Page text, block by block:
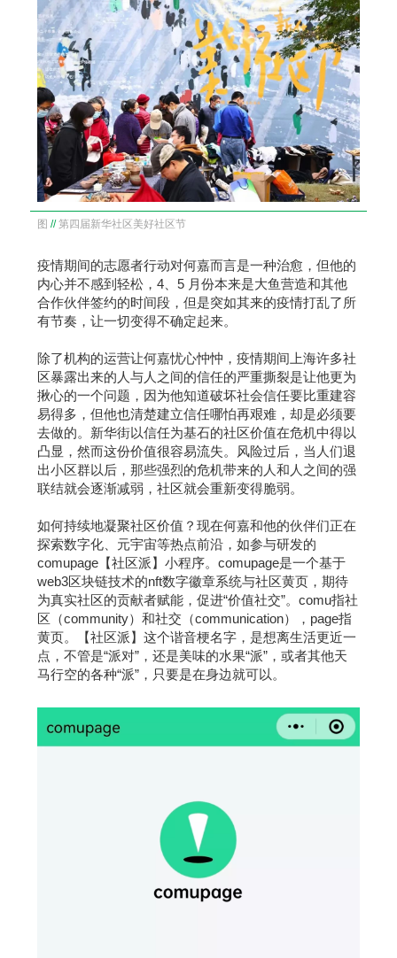
图 // 第四届新华社区美好社区节
疫情期间的志愿者行动对何嘉而言是一种治愈，但他的
内心并不感到轻松，4、5 月份本来是大鱼营造和其他
合作伙伴签约的时间段，但是突如其来的疫情打乱了所
有节奏，让一切变得不确定起来。
除了机构的运营让何嘉忧心忡忡，疫情期间上海许多社
区暴露出来的人与人之间的信任的严重撕裂是让他更为
揪心的一个问题，因为他知道破坏社会信任要比重建容
易得多，但他也清楚建立信任哪怕再艰难，却是必须要
去做的。新华街以信任为基石的社区价值在危机中得以
凸显，然而这份价值很容易流失。风险过后，当人们退
出小区群以后，那些强烈的危机带来的人和人之间的强
联结就会逐渐减弱，社区就会重新变得脆弱。
如何持续地凝聚社区价值？现在何嘉和他的伙伴们正在
探索数字化、元宇宙等热点前沿，如参与研发的
comupage【社区派】小程序。comupage是一个基于
web3区块链技术的nft数字徽章系统与社区黄页，期待
为真实社区的贡献者赋能，促进“价值社交”。comu指社
区（community）和社交（communication），page指
黄页。【社区派】这个谐音梗名字，是想离生活更近一
点，不管是“派对”，还是美味的水果“派”，或者其他天
马行空的各种“派”，只要是在身边就可以。